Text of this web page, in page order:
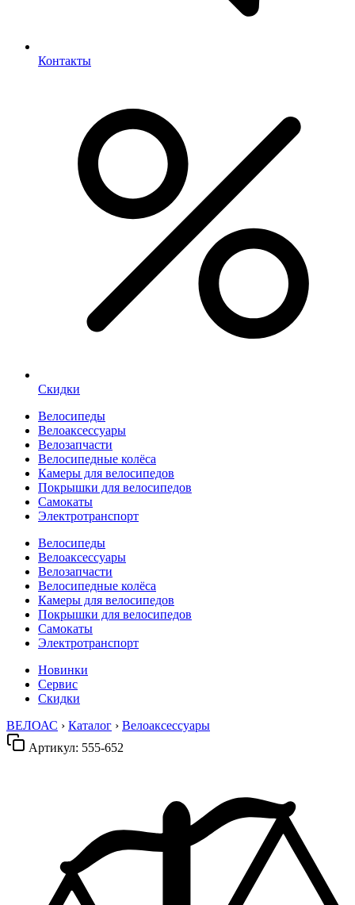
Контакты
Скидки
Велосипеды
Велоаксессуары
Велозапчасти
Велосипедные колёса
Камеры для велосипедов
Покрышки для велосипедов
Самокаты
Электротранспорт
Велосипеды
Велоаксессуары
Велозапчасти
Велосипедные колёса
Камеры для велосипедов
Покрышки для велосипедов
Самокаты
Электротранспорт
Новинки
Сервис
Скидки
ВЕЛОАС › Каталог › Велоаксессуары
Артикул: 555-652